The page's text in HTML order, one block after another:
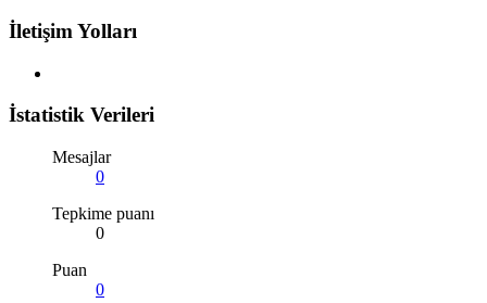
İletişim Yolları
İstatistik Verileri
Mesajlar
0
Tepkime puanı
0
Puan
0